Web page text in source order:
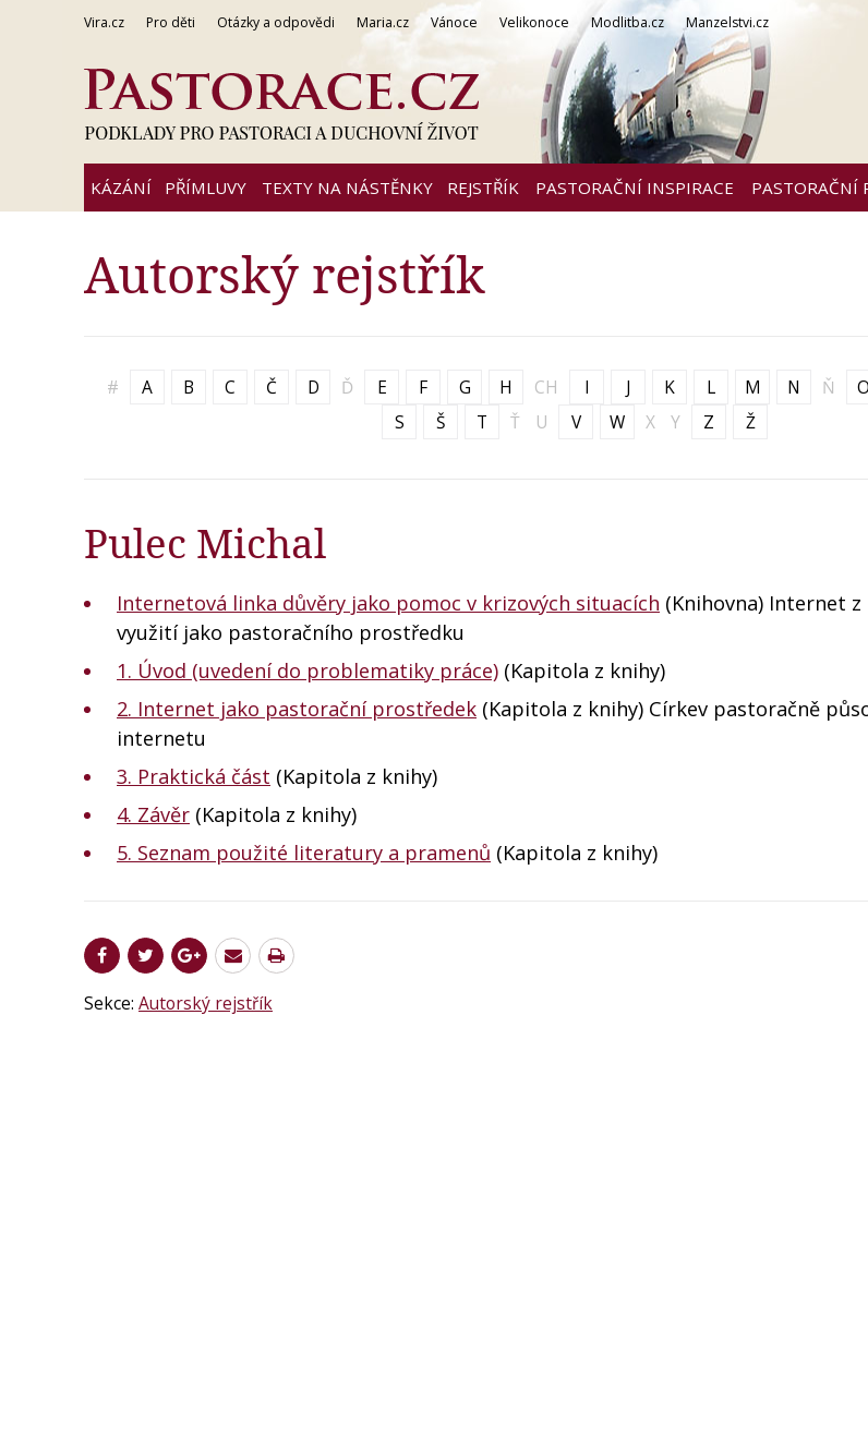
Vira.cz Pro děti Otázky a odpovědi Maria.cz Vánoce Velikonoce Modlitba.cz Manzelstvi.cz
KÁZÁNÍ PŘÍMLUVY TEXTY NA NÁSTĚNKY REJSTŘÍK PASTORAČNÍ INSPIRACE PASTORAČNÍ
Autorský rejstřík
# A B C Č D Ď E F G H CH I J K L M N Ň O
S
Š T Ť U V W X Y Z Ž
Pulec Michal
Internetová linka důvěry jako pomoc v krizových situacích (Knihovna) Internet
využití jako pastoračního prostředku
1. Úvod (uvedení do problematiky práce) (Kapitola z knihy)
2. Internet jako pastorační prostředek (Kapitola z knihy) Církev pastoračně
internetu
3. Praktická část (Kapitola z knihy)
4. Závěr (Kapitola z knihy)
5. Seznam použité literatury a pramenů (Kapitola z knihy)
Sekce: Autorský rejstřík